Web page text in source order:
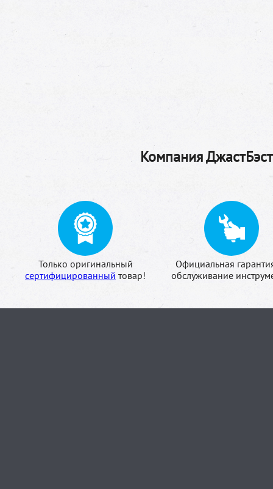
Компания
Только оригинальный
сертифицированный товар!
Официальная
обслуживание